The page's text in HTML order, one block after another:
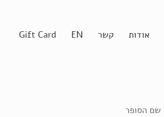
אודות קשר EN
Gift Card
שם הסופר